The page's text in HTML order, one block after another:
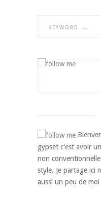
gypset c'est avoir
non
style. Je partage ici
aussi un peu de moi